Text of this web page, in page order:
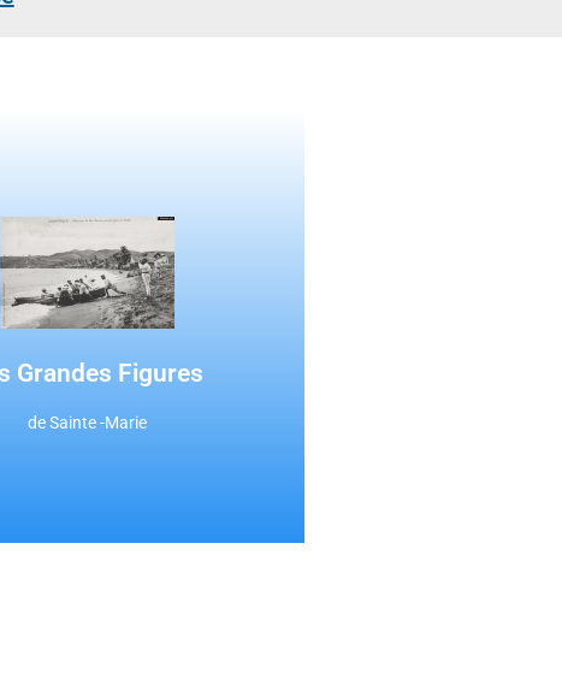
Grandes Figures
de Sainte -Marie
30 octobre 1926 à Sainte-Marie...
Cliquer ici